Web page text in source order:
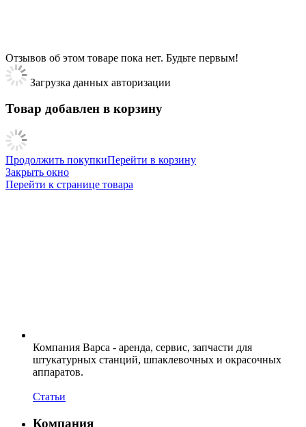
Отзывов об этом товаре пока нет. Будьте первым!
Загрузка данных авторизации
Товар добавлен в корзину
Продолжить покупкиПерейти в корзину
Закрыть окно
Перейти к странице товара
Компания Варса - аренда, сервис, запчасти для
штукатурных станций, шпаклевочных и окрасочных
аппаратов.
Статьи
Компания